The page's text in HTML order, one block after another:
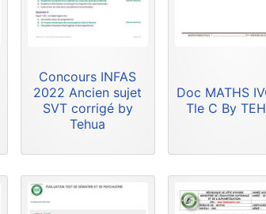
Concours INFAS
2022 Ancien sujet
SVT corrigé by
Tehua
Doc MATHS
Tle C By